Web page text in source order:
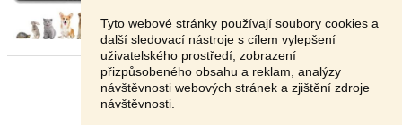
Tyto webové stránky používají soubory cookies a
další sledovací nástroje s cílem vylepšení
uživatelského prostředí, zobrazení
přizpůsobeného obsahu a reklam, analýzy
návštěvnosti webových stránek a zjištění zdroje
návštěvnosti.
899 Kč
Stránka: 1 2 3 Další